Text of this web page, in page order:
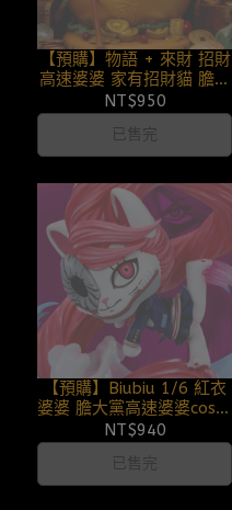
【預購】物語 + 來財 招財
高速婆婆 家有招財貓 膽大
黨馬年來財系列第二彈
260108
NT$950
已售完
【預購】Biubiu 1/6 紅衣
婆婆 膽大黨高速婆婆cos系
列 第三彈 251229
NT$940
已售完